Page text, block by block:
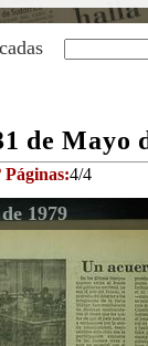
de Mayo
Páginas:4/4
1979